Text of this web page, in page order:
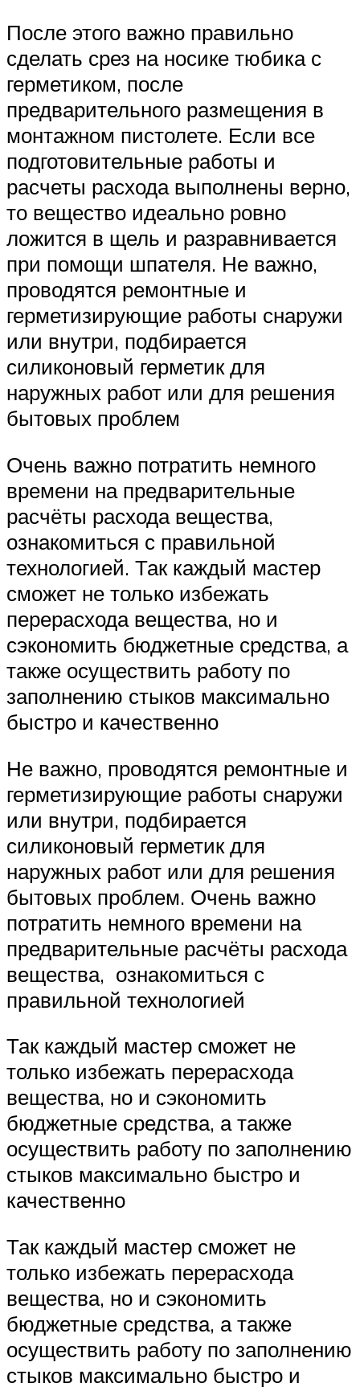
После этого важно правильно
сделать срез на носике тюбика с
герметиком, после
предварительного размещения в
монтажном пистолете. Если все
подготовительные работы и
расчеты расхода выполнены верно,
то вещество идеально ровно
ложится в щель и разравнивается
при помощи шпателя. Не важно,
проводятся ремонтные и
герметизирующие работы снаружи
или внутри, подбирается
силиконовый герметик для
наружных работ или для решения
бытовых проблем
Очень важно потратить немного
времени на предварительные
расчёты расхода вещества,
ознакомиться с правильной
технологией. Так каждый мастер
сможет не только избежать
перерасхода вещества, но и
сэкономить бюджетные средства, а
также осуществить работу по
заполнению стыков максимально
быстро и качественно
Не важно, проводятся ремонтные и
герметизирующие работы снаружи
или внутри, подбирается
силиконовый герметик для
наружных работ или для решения
бытовых проблем. Очень важно
потратить немного времени на
предварительные расчёты расхода
вещества, ознакомиться с
правильной технологией
Так каждый мастер сможет не
только избежать перерасхода
вещества, но и сэкономить
бюджетные средства, а также
осуществить работу по заполнению
стыков максимально быстро и
качественно
Так каждый мастер сможет не
только избежать перерасхода
вещества, но и сэкономить
бюджетные средства, а также
осуществить работу по заполнению
стыков максимально быстро и